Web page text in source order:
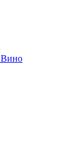
Вино